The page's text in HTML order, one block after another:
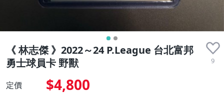
《 林志傑 》2022～24 P.League 台北富邦
勇士球員卡 野獸
9
定價 $4,800